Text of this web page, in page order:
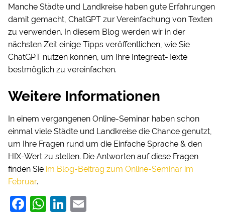
Manche Städte und Landkreise haben gute Erfahrungen
damit gemacht, ChatGPT zur Vereinfachung von Texten
zu verwenden. In diesem Blog werden wir in der
nächsten Zeit einige Tipps veröffentlichen, wie Sie
ChatGPT nutzen können, um Ihre Integreat-Texte
bestmöglich zu vereinfachen.
Weitere Informationen
In einem vergangenen Online-Seminar haben schon
einmal viele Städte und Landkreise die Chance genutzt,
um Ihre Fragen rund um die Einfache Sprache & den
HIX-Wert zu stellen. Die Antworten auf diese Fragen
finden Sie im Blog-Beitrag zum Online-Seminar im
Februar.
F
W Li